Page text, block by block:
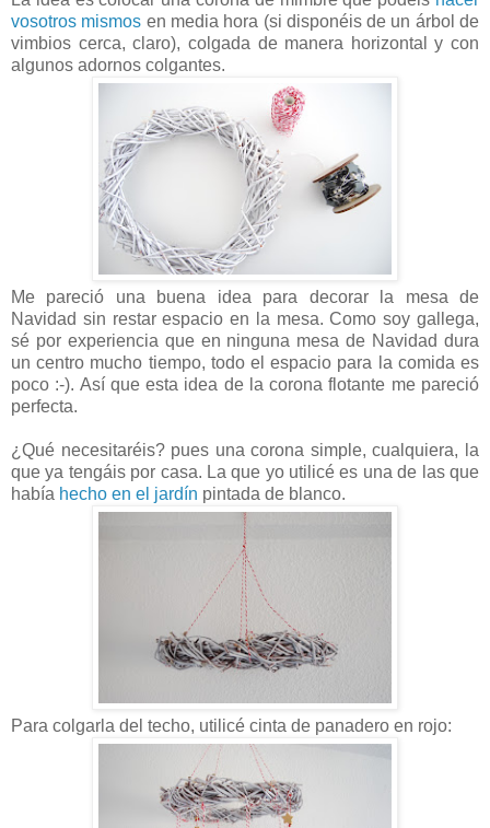
vosotros mismos en media hora (si disponéis de un árbol de
vimbios cerca, claro), colgada de manera horizontal y con
algunos adornos colgantes.
Me pareció una buena idea para decorar la mesa de
Navidad sin restar espacio en la mesa. Como soy gallega,
sé por experiencia que en ninguna mesa de Navidad dura
un centro mucho tiempo, todo el espacio para la comida es
poco :-). Así que esta idea de la corona flotante me pareció
perfecta.
¿Qué necesitaréis? pues una corona simple, cualquiera, la
que ya tengáis por casa. La que yo utilicé es una de las que
había hecho en el jardín pintada de blanco.
Para colgarla del techo, utilicé cinta de panadero en rojo: